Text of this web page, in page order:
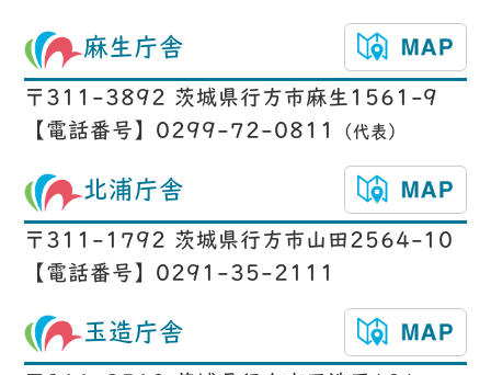
麻生庁舎
〒311-3892 茨城県行方市麻生1561-9
【電話番号】0299-72-0811
（代表）
北浦庁舎
〒311-1792 茨城県行方市山田2564-10
【電話番号】0291-35-2111
玉造庁舎